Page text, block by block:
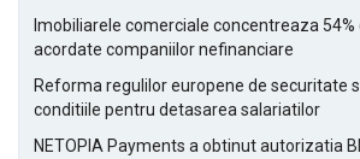
Imobiliarele comerciale concentreaza 54%
acordate companiilor nefinanciare
Reforma regulilor europene de securitate
conditiile pentru detasarea salariatilor
NETOPIA Payments a obtinut autorizatia